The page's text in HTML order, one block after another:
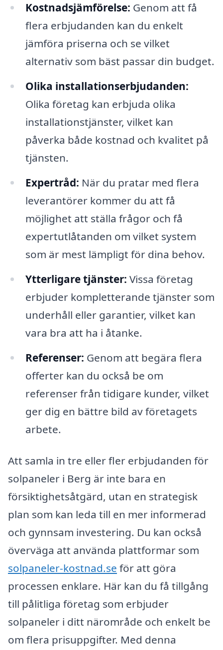
Kostnadsjämförelse: Genom att få
flera erbjudanden kan du enkelt
jämföra priserna och se vilket
alternativ som bäst passar din budget.
Olika installationserbjudanden:
Olika företag kan erbjuda olika
installationstjänster, vilket kan
påverka både kostnad och kvalitet på
tjänsten.
Expertråd: När du pratar med flera
leverantörer kommer du att få
möjlighet att ställa frågor och få
expertutlåtanden om vilket system
som är mest lämpligt för dina behov.
Ytterligare tjänster: Vissa företag
erbjuder kompletterande tjänster som
underhåll eller garantier, vilket kan
vara bra att ha i åtanke.
Referenser: Genom att begära flera
offerter kan du också be om
referenser från tidigare kunder, vilket
ger dig en bättre bild av företagets
arbete.
Att samla in tre eller fler erbjudanden för
solpaneler i Berg är inte bara en
försiktighetsåtgärd, utan en strategisk
plan som kan leda till en mer informerad
och gynnsam investering. Du kan också
överväga att använda plattformar som
solpaneler-kostnad.se för att göra
processen enklare. Här kan du få tillgång
till pålitliga företag som erbjuder
solpaneler i ditt närområde och enkelt be
om flera prisuppgifter. Med denna